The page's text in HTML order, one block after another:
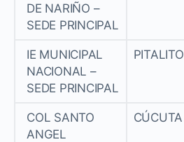
DE NARIÑO –
SEDE PRINCIPAL
IE MUNICIPAL
NACIONAL –
SEDE PRINCIPAL
PITALITO
COL SANTO
ANGEL
CÚCUTA